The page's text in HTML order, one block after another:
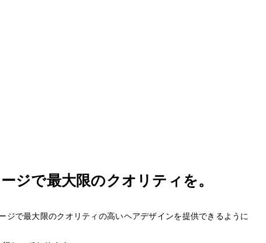
ジで最大限のクオリティを。
ジで最大限のクオリティの高いヘアデザインを提供できるように